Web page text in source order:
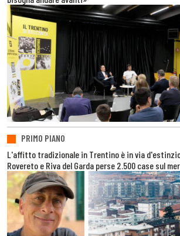
PRIMO PIANO
L'affitto tradizionale in Trentino è in via
Rovereto e Riva del Garda perse 2.500 case sul